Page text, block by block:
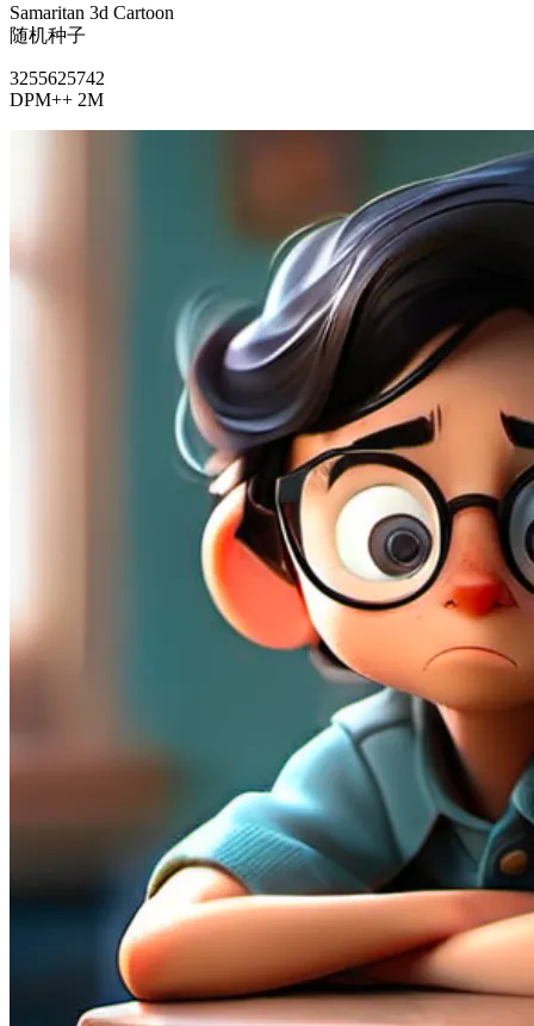
Samaritan 3d Cartoon
随机种子
3255625742
DPM++ 2M